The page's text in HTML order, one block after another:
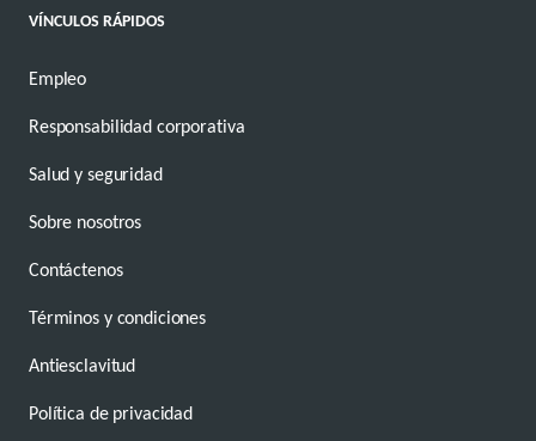
VÍNCULOS RÁPIDOS
Empleo
Responsabilidad corporativa
Salud y seguridad
Sobre nosotros
Contáctenos
Términos y condiciones
Antiesclavitud
Política de privacidad